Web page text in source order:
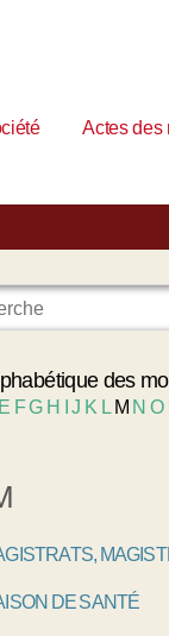
Actes des
des
E FG H IJ K L M NO
DE SANTÉ